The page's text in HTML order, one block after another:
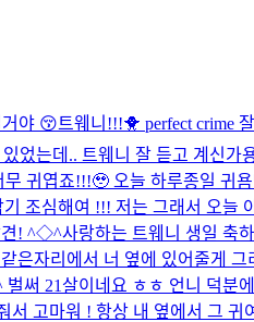
야 😚트웨니!!!🐥 perfect crime
었는데.. 트웨니 잘 듣고 계신가
무 귀엽죠!!!🥹 오늘 하루종일 귀
조심해여 !!! 저는 그래서 오늘
견! ^◇^사랑하는 트웨니 생일 축
은자리에서 너 옆에 있어줄게
써 21살이네요 ㅎㅎ 언니 덕분
고마워 ! 항상 내 옆에서 그 귀